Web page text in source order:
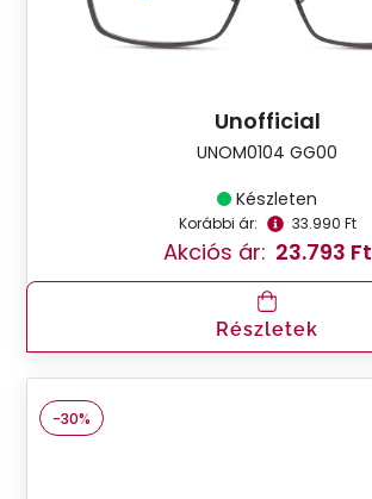
Unofficial
UNOM0104 GG00
Készleten
Korábbi ár: 33.990 Ft
Akciós ár: 23.793 Ft
Részletek
-30%